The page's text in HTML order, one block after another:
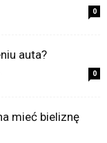
0
auta?
0
mieć bieliznę